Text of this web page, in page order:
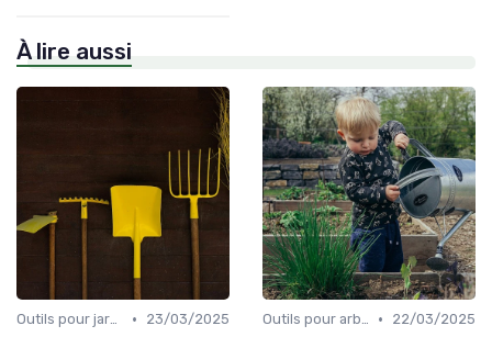
À lire aussi
Outils pour jardinage urbain •
23/03/2025
Outils pour arbres et arbustes •
22/03/2025